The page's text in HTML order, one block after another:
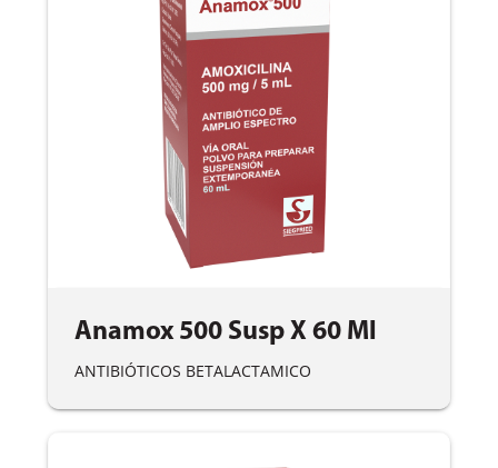
Anamox 500 Susp X 60 Ml
ANTIBIÓTICOS BETALACTAMICO